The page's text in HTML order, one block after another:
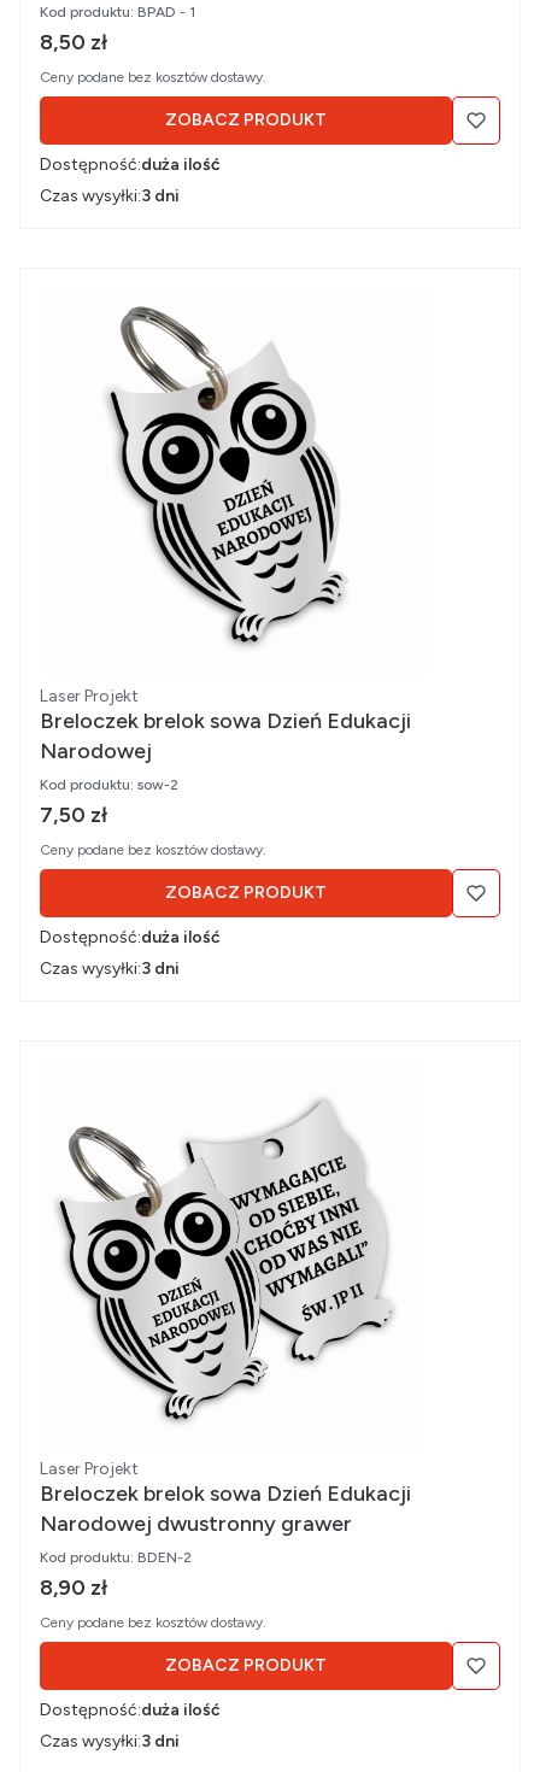
Kod produktu: BPAD - 1
Cena brutto
8,50 zł
Ceny podane bez kosztów dostawy.
ZOBACZ PRODUKT
Dostępność:duża ilość
Czas wysyłki:3 dni
Producent
Laser Projekt
Breloczek brelok sowa Dzień Edukacji
Narodowej
Kod produktu: sow-2
Cena brutto
7,50 zł
Ceny podane bez kosztów dostawy.
ZOBACZ PRODUKT
Dostępność:duża ilość
Czas wysyłki:3 dni
Producent
Laser Projekt
Breloczek brelok sowa Dzień Edukacji
Narodowej dwustronny grawer
Kod produktu: BDEN-2
Cena brutto
8,90 zł
Ceny podane bez kosztów dostawy.
ZOBACZ PRODUKT
Dostępność:duża ilość
Czas wysyłki:3 dni